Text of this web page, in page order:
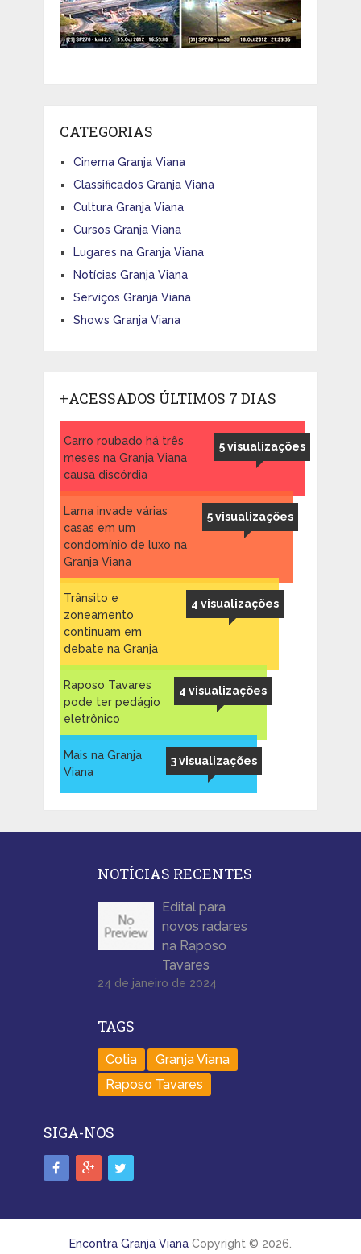
CATEGORIAS
Cinema Granja Viana
Classificados Granja Viana
Cultura Granja Viana
Cursos Granja Viana
Lugares na Granja Viana
Notícias Granja Viana
Serviços Granja Viana
Shows Granja Viana
+ACESSADOS ÚLTIMOS 7 DIAS
5 visualizações
Carro roubado há três
meses na Granja Viana
causa discórdia
5 visualizações
Lama invade várias
casas em um
condomínio de luxo na
Granja Viana
4 visualizações
Trânsito e
zoneamento
continuam em
debate na Granja
4 visualizações
Raposo Tavares
pode ter pedágio
eletrônico
3 visualizações
Mais na Granja
Viana
NOTÍCIAS RECENTES
Edital para
novos radares
na Raposo
Tavares
24 de janeiro de 2024
TAGS
Cotia
Granja Viana
Raposo Tavares
SIGA-NOS
Encontra Granja VianaCopyright © 2026.